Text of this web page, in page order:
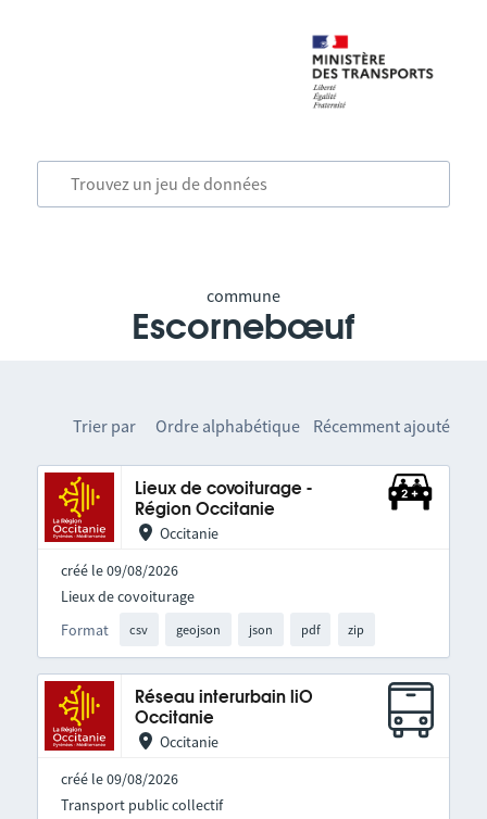
commune
Escornebœuf
Trier par Ordre alphabétique Récemment ajouté
Lieux de covoiturage -
Région Occitanie
Occitanie
créé le 09/08/2026
Format csv geojson json pdf zip
Lieux de covoiturage
Réseau interurbain liO
Occitanie
Occitanie
créé le 09/08/2026
Transport public collectif